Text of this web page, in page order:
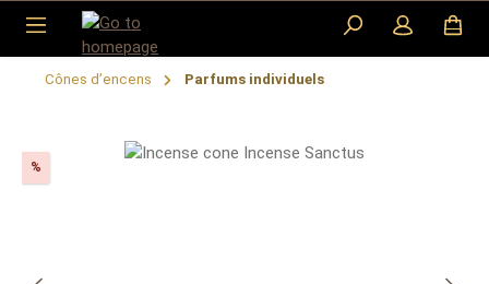
Skip to main content
Cônes d’encens Parfums individuels
Skip image gallery
%